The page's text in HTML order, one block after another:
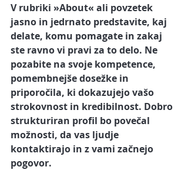
V rubriki »About« ali povzetek
jasno in jedrnato predstavite, kaj
delate, komu pomagate in zakaj
ste ravno vi pravi za to delo. Ne
pozabite na svoje kompetence,
pomembnejše dosežke in
priporočila, ki dokazujejo vašo
strokovnost in kredibilnost. Dobro
strukturiran profil bo povečal
možnosti, da vas ljudje
kontaktirajo in z vami začnejo
pogovor.